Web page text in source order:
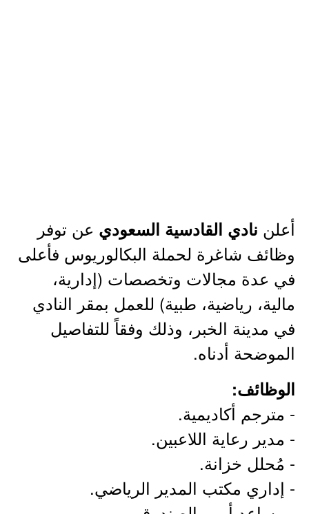
أعلن نادي القادسية السعودي عن توفر
وظائف شاغرة لحملة البكالوريوس فأعلى
في عدة مجالات وتخصصات (إدارية،
مالية، رياضية، طبية) للعمل بمقر النادي
في مدينة الخبر، وذلك وفقاً للتفاصيل
الموضحة أدناه.
الوظائف:
- مترجم أكاديمية.
- مدير رعاية اللاعبين.
- مُحلل خزانة.
- إداري مكتب المدير الرياضي.